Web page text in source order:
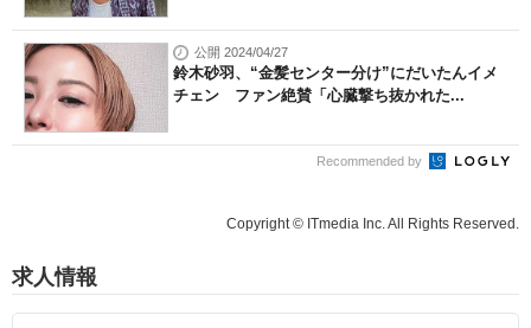
公開 2024/04/27
鈴木砂羽、“金髪センター分け”にだいたんイメ
チェン ファン絶賛「心臓撃ち抜かれた...
Recommended by
Copyright © ITmedia Inc. All Rights Reserved.
求人情報